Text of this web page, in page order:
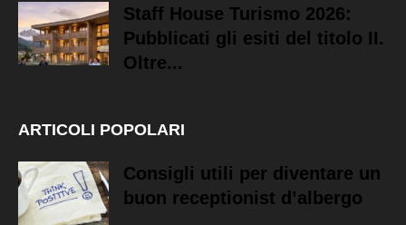
Staff House Turismo 2026:
Pubblicati gli esiti del titolo II.
Oltre...
ARTICOLI POPOLARI
Consigli utili per diventare un
buon receptionist d’albergo